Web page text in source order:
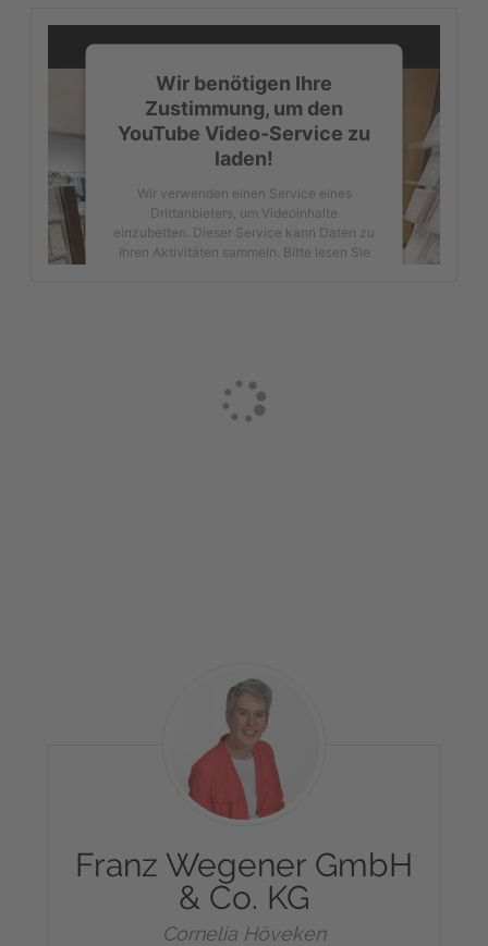
Wir benötigen Ihre
Zustimmung, um den
YouTube Video-Service zu
laden!
Wir verwenden einen Service eines
Drittanbieters, um Videoinhalte
einzubetten. Dieser Service kann Daten zu
Ihren Aktivitäten sammeln. Bitte lesen Sie
Franz
Wegener
GmbH
&
Co.
KG
Franz Wegener GmbH
& Co. KG
Cornelia Höveken